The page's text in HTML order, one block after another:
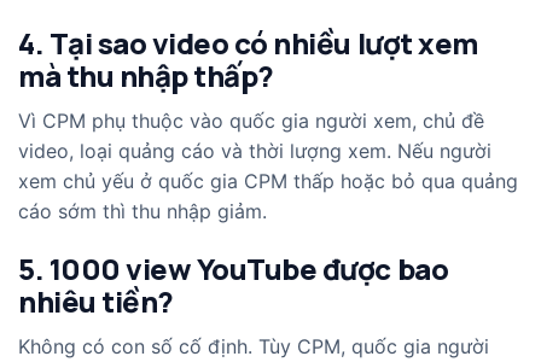
4. Tại sao video có nhiều lượt xem
mà thu nhập thấp?
Vì CPM phụ thuộc vào quốc gia người xem, chủ đề
video, loại quảng cáo và thời lượng xem. Nếu người
xem chủ yếu ở quốc gia CPM thấp hoặc bỏ qua quảng
cáo sớm thì thu nhập giảm.
5. 1000 view YouTube được bao
nhiêu tiền?
Không có con số cố định. Tùy CPM, quốc gia người